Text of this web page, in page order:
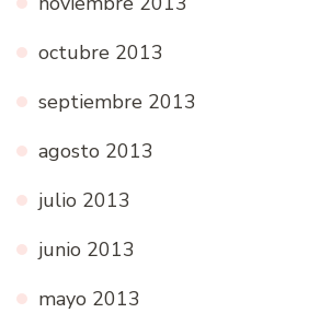
octubre 2013
septiembre 2013
agosto 2013
julio 2013
junio 2013
mayo 2013